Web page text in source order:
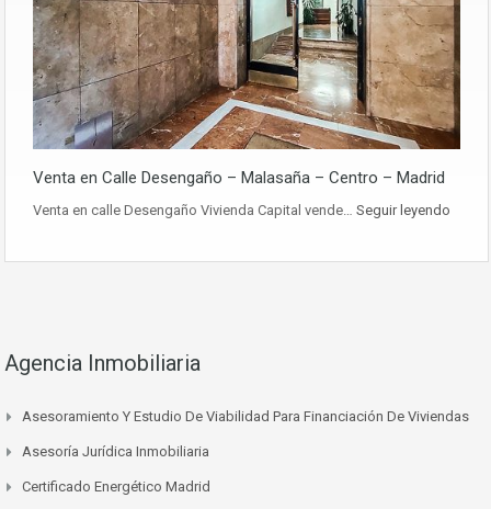
Venta en Calle Desengaño – Malasaña – Centro – Madrid
Venta en calle Desengaño Vivienda Capital vende… Seguir leyendo
Agencia Inmobiliaria
Asesoramiento Y Estudio De Viabilidad Para Financiación De Viviendas
Asesoría Jurídica Inmobiliaria
Certificado Energético Madrid